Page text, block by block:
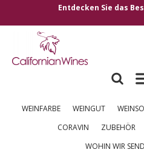
Entdecken Sie das
WEINFARBE WEINGUT
CORAVIN
ZUBEHÖR
WOHIN WIR